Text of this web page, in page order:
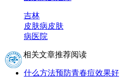
吉林
皮肤病皮肤
病医院
相关文章推荐阅读
什么方法预防青春痘效果好